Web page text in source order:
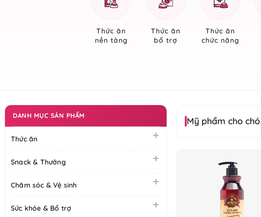
Thức ăn
nền tảng
Thức ăn
bổ trợ
Thức ăn
chức năng
DANH MỤC SẢN PHẨM
Thức ăn
Snack & Thưởng
Chăm sóc & Vệ sinh
Sức khỏe & Bổ trợ
Mỹ phẩm cho